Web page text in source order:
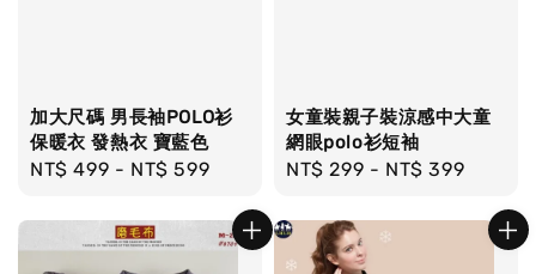
加大尺碼 男長袖POLO衫
保暖衣 發熱衣 寶藍色
Regular
NT$ 499 - NT$ 599
女童裝親子裝涼感中大童
網眼polo衫短袖
Regular
NT$ 299 - NT$ 399